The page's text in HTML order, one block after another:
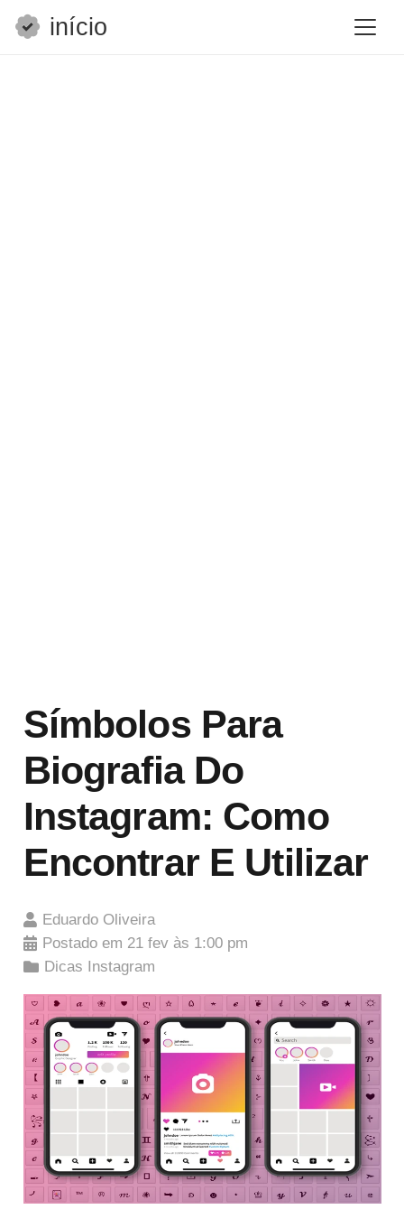
início
Símbolos Para
Biografia Do
Instagram: Como
Encontrar E Utilizar
Eduardo Oliveira
Postado em 21 fev às 1:00 pm
Dicas Instagram